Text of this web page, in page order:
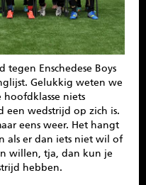
Enschedese Boys
Gelukkig weten we
niets
een wedstrijd op zich is.
eens weer. Het hangt
als er dan iets niet wil of
willen, tja, dan kun je
hebben.